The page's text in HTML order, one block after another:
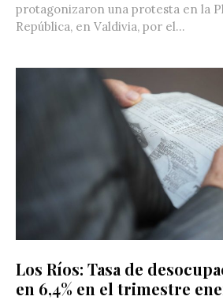
protagonizaron una protesta en la
República, en Valdivia, por el...
Los Ríos: Tasa de
en 6,4% en el trimestre